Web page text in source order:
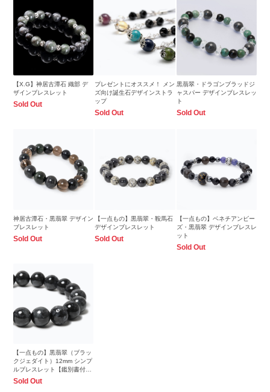
【X.G】神居古潭石 織部 デ
ザインブレスレット
Sold Out
プレゼントにオススメ！ メン
ズ向け誕生石デザインストラ
ップ
Sold Out
黒翡翠・ドラゴンブラッドジ
ャスパー デザインブレスレッ
ト
Sold Out
神居古潭石・黒翡翠 デザイン
ブレスレット
Sold Out
【一点もの】黒翡翠・鞍馬石
デザインブレスレット
Sold Out
【一点もの】ベネチアンビー
ズ・黒翡翠 デザインブレスレ
ット
Sold Out
【一点もの】黒翡翠（ブラッ
クジェダイト）12mm シンプ
ルブレスレット【鑑別書付
き】
Sold Out